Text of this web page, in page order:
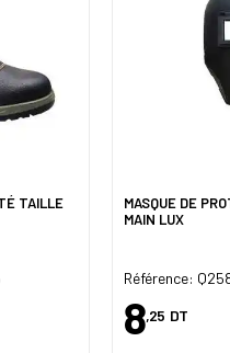
TAILLE
MASQUE DE
MAIN LUX
Référence:
8,25 DT